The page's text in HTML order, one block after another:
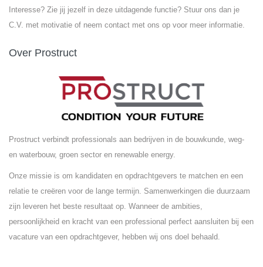
Interesse? Zie jij jezelf in deze uitdagende functie? Stuur ons dan je
C.V. met motivatie of neem contact met ons op voor meer informatie.
Over Prostruct
Prostruct verbindt professionals aan bedrijven in de bouwkunde, weg-
en waterbouw, groen sector en renewable energy.
Onze missie is om kandidaten en opdrachtgevers te matchen en een
relatie te creëren voor de lange termijn. Samenwerkingen die duurzaam
zijn leveren het beste resultaat op. Wanneer de ambities,
persoonlijkheid en kracht van een professional perfect aansluiten bij een
vacature van een opdrachtgever, hebben wij ons doel behaald.